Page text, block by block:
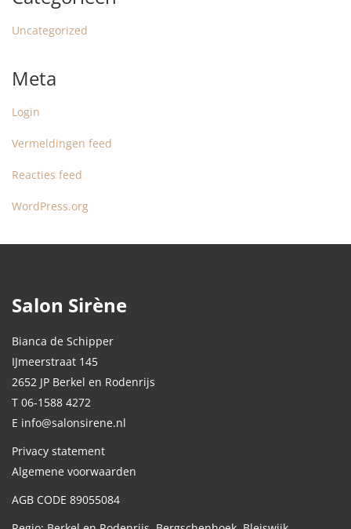
Uncategorized
Meta
Login
Vermeldingen feed
Reacties feed
WordPress.org
Salon Sirène
Bianca de Schipper
IJmeerstraat 145
2652 JP Berkel en Rodenrijs
T 06-1588 4272
E info@salonsirene.nl
Privacy statement
Algemene voorwaarden
AGB CODE 89055084